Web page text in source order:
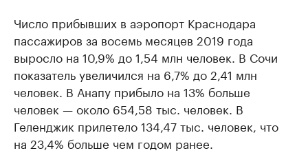
Число прибывших в аэропорт Краснодара
пассажиров за восемь месяцев 2019 года
выросло на 10,9% до 1,54 млн человек. В Сочи
показатель увеличился на 6,7% до 2,41 млн
человек. В Анапу прибыло на 13% больше
человек — около 654,58 тыс. человек. В
Геленджик прилетело 134,47 тыс. человек, что
на 23,4% больше чем годом ранее.